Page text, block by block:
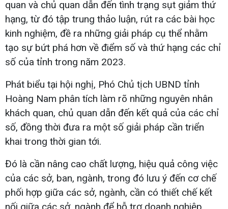
quan và chủ quan dẫn đến tình trạng sụt giảm thứ
hạng, từ đó tập trung thảo luận, rút ra các bài học
kinh nghiệm, đề ra những giải pháp cụ thể nhằm
tạo sự bứt phá hơn về điểm số và thứ hạng các chỉ
số của tỉnh trong năm 2023.
Phát biểu tại hội nghị, Phó Chủ tịch UBND tỉnh
Hoàng Nam phân tích làm rõ những nguyên nhân
khách quan, chủ quan dẫn đến kết quả của các chỉ
số, đồng thời đưa ra một số giải pháp cần triển
khai trong thời gian tới.
Đó là cần nâng cao chất lượng, hiệu quả công việc
của các sở, ban, ngành, trong đó lưu ý đến cơ chế
phối hợp giữa các sở, ngành, cần có thiết chế kết
nối giữa các sở, ngành để hỗ trợ doanh nghiệp